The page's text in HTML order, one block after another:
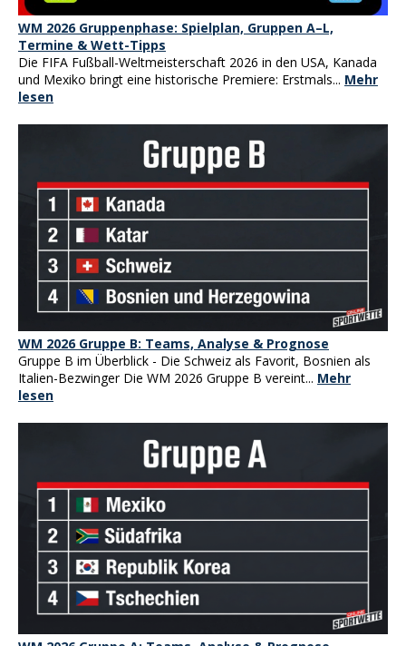
WM 2026 Gruppenphase: Spielplan, Gruppen A–L,
Termine & Wett-Tipps
Die FIFA Fußball-Weltmeisterschaft 2026 in den USA, Kanada
und Mexiko bringt eine historische Premiere: Erstmals... Mehr
lesen
WM 2026 Gruppe B: Teams, Analyse & Prognose
Gruppe B im Überblick - Die Schweiz als Favorit, Bosnien als
Italien-Bezwinger Die WM 2026 Gruppe B vereint... Mehr
lesen